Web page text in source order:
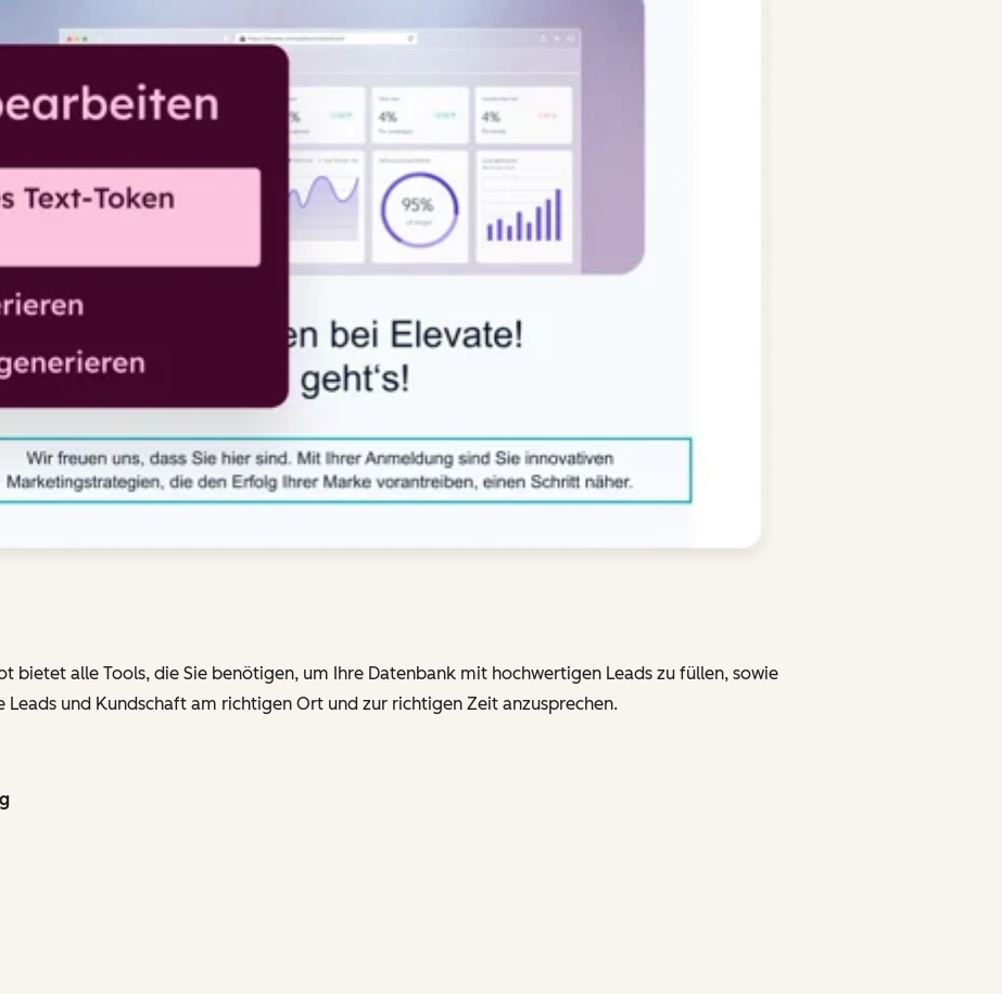
bietet alle Tools, die Sie benötigen, um Ihre Datenbank mit hochwertigen Leads zu füllen, sowie
und Kundschaft am richtigen Ort und zur richtigen Zeit anzusprechen.